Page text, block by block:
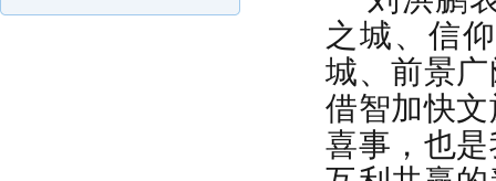
之城、信
城、前景
借智加快
喜事，也